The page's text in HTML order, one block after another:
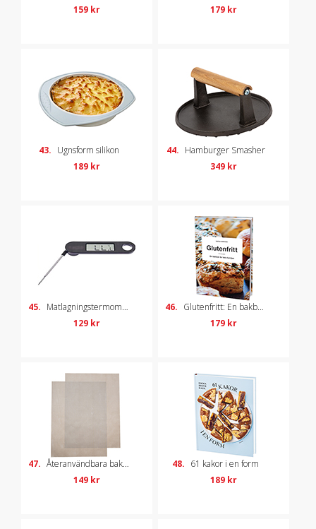
159 kr
179 kr
43. Ugnsform silikon
189 kr
44. Hamburger Smasher
349 kr
45. Matlagningstermometer
129 kr
46. Glutenfritt: En bakbok för hela familjen
179 kr
47. Återanvändbara bakplåtspapper, 2-pack
149 kr
48. 61 kakor i en form
189 kr